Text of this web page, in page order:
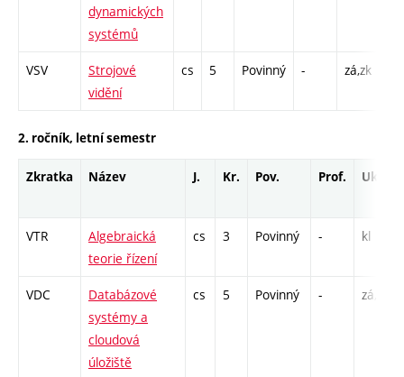
dynamických
systémů
VSV
Strojové
vidění
cs 5 Povinný - zá,zk
2. ročník, letní semestr
Zkratka Název J. Kr. Pov. Prof. Uk.
VTR
Algebraická
teorie řízení
cs 3 Povinný - kl
VDC
Databázové
systémy a
cloudová
úložiště
cs 5 Povinný - zá,zk